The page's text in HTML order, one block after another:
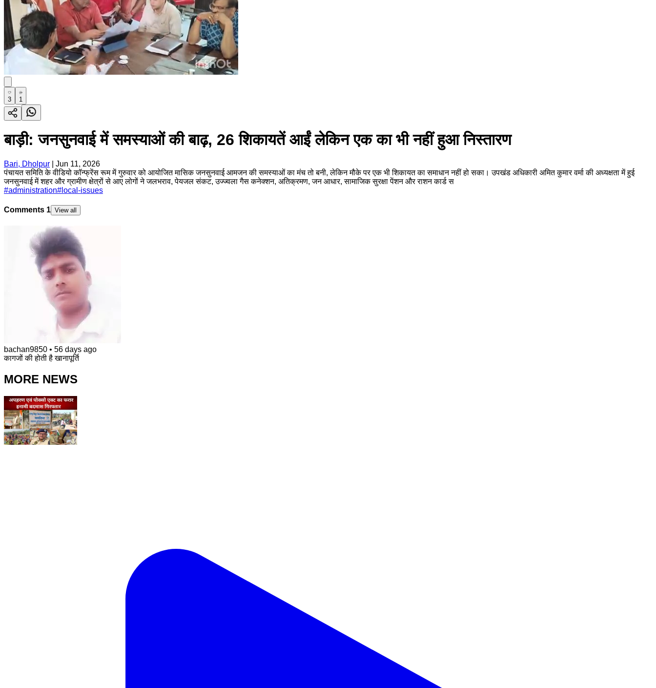
3 1
बाड़ी: जनसुनवाई में समस्याओं की बाढ़, 26 शिकायतें आईं लेकिन एक का भी नहीं हुआ निस्तारण
Bari, Dholpur
Jun 11, 2026
पंचायत समिति के वीडियो कॉन्फ्रेंस रूम में गुरुवार को आयोजित मासिक जनसुनवाई आमजन की समस्याओं का मंच तो बनी, लेकिन मौके पर एक भी शिकायत का समाधान नहीं हो सका। उपखंड अधिकारी अमित कुमार वर्मा की अध्यक्षता में हुई
जनसुनवाई में शहर और ग्रामीण क्षेत्रों से आए लोगों ने जलभराव, पेयजल संकट, उज्ज्वला गैस कनेक्शन, अतिक्रमण, जन आधार, सामाजिक सुरक्षा पेंशन और राशन कार्ड स
#administration# local-issues
Comments 1 View all
bachan9850 • 56 days ago
कागजों की होती है खानापूर्ति
MORE NEWS